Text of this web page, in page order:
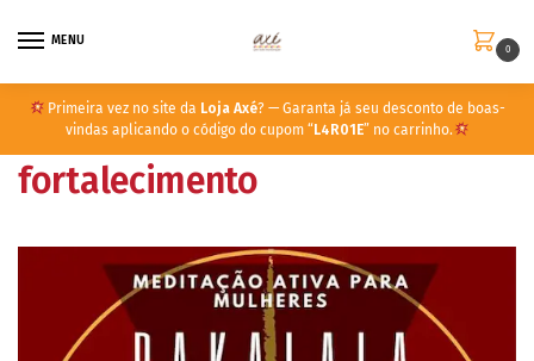
MENU
0
Primeira vez no site da Loja Axé? — Garanta já seu desconto de boas-
vindas aplicando o código do cupom “ L4R01E” no carrinho.
fortalecimento